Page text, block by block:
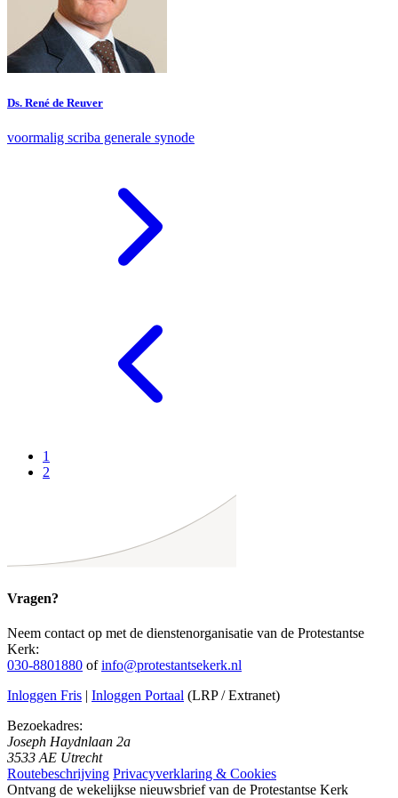
Ds. René de Reuver
voormalig scriba generale synode
1
2
Vragen?
Neem contact op met de dienstenorganisatie van de Protestantse
Kerk:
030-8801880 ofinfo@protestantsekerk.nl
Inloggen Fris | Inloggen Portaal (LRP / Extranet)
Bezoekadres:
Joseph Haydnlaan 2a
3533 AE Utrecht
Routebeschrijving Privacyverklaring & Cookies
Ontvang de wekelijkse nieuwsbrief van de Protestantse Kerk